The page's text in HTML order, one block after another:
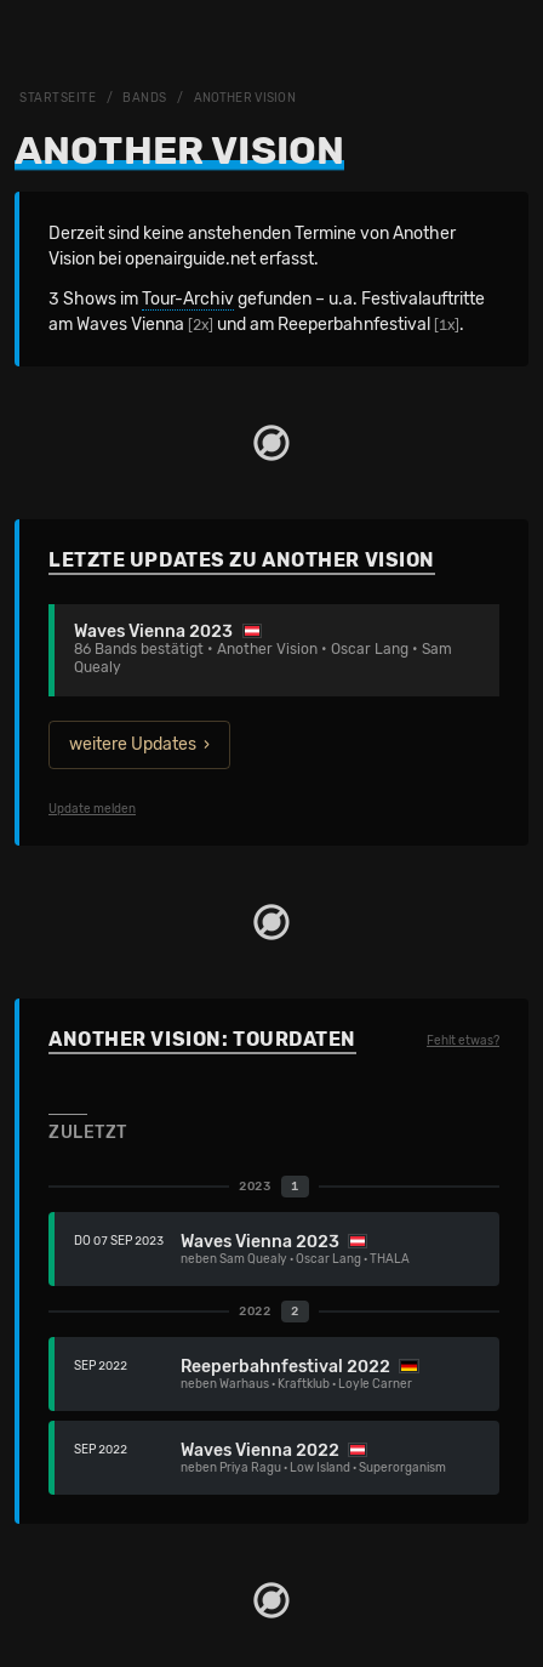
STARTSEITE BANDS ANOTHER VISION
ANOTHER VISION
Derzeit sind keine anstehenden Termine von Another
Vision bei openairguide.net erfasst.
3 Shows imTour-Archivgefunden – u.a. Festivalauftritte
am Waves Vienna [2x] und am Reeperbahnfestival [1x] .
LETZTE UPDATES ZU ANOTHER VISION
Waves Vienna 2023
86 Bands bestätigt • Another Vision • Oscar Lang • Sam
Quealy
weitere Updates
Update melden
ANOTHER VISION: TOURDATEN Fehlt etwas?
ZULETZT
2023 1
DO 07 SEP 2023 Waves Vienna 2023
nebenSam Quealy ·Oscar Lang·THALA
2022 2
SEP 2022 Reeperbahnfestival 2022
nebenWarhaus· Kraftklub· Loyle Carner
SEP 2022 Waves Vienna 2022
neben Priya Ragu· Low Island ·Superorganism